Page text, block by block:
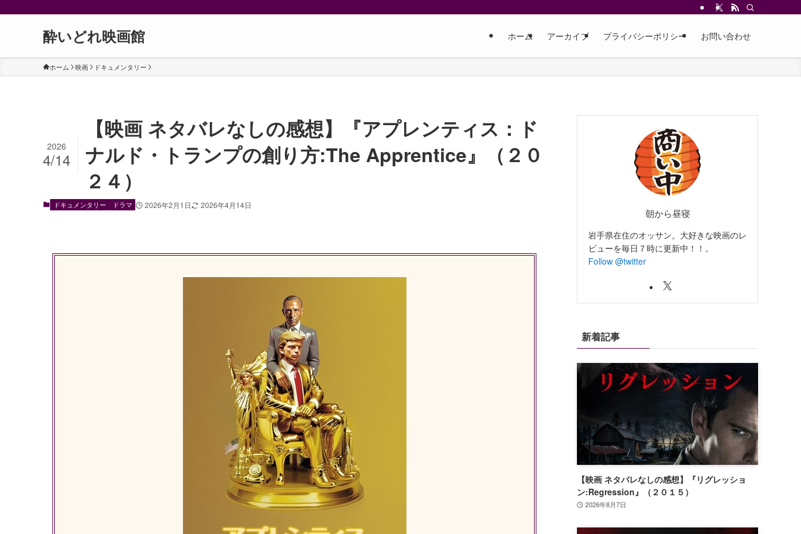
酔いどれ映画館 ホーム アーカイブ プライバシーポリシー お問い合わせ
ホーム 映画 ドキュメンタリー
【映画 ネタバレなしの感想】『アプレンティス：ド
ナルド・トランプの創り方:The Apprentice』（２０
２４）
2026
4/14
ドキュメンタリー ドラマ 2026年2月1日 2026年4月14日
朝から昼寝
岩手県在住のオッサン。大好きな映画のレ
ビューを毎日７時に更新中！！。
Follow @twitter
新着記事
【映画 ネタバレなしの感想】『リグレッショ
ン:Regression』（２０１５）
2026年8月7日